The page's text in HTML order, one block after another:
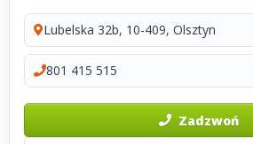
do realizacji swoich projektów...
Lubelska 32b, 10-409, Olsztyn
801 415 515
Zadzwoń